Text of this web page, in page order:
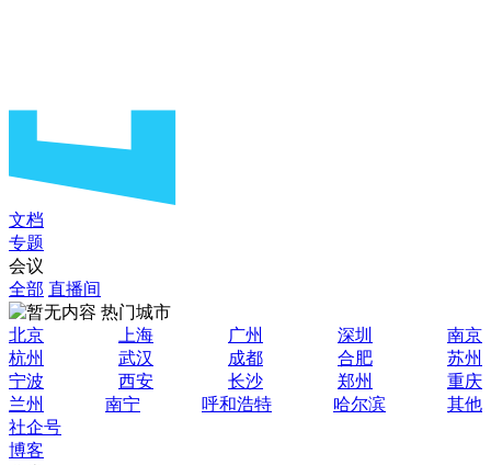
文档
专题
会议
全部 直播间
热门城市
北京
上海 广州 深圳
南京
杭州
武汉 成都 合肥
苏州
宁波
西安 长沙 郑州
重庆
兰州
南宁 呼和浩特 哈尔滨
其他
社企号
博客